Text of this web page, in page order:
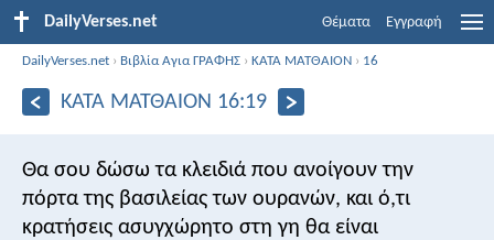
DailyVerses.net Θέματα Εγγραφή
DailyVerses.net › Βιβλία Αγια ΓΡΑΦΗΣ ›ΚΑΤΑ ΜΑΤΘΑΙΟΝ › 16
ΚΑΤΑ ΜΑΤΘΑΙΟΝ 16:19
Θα σου δώσω τα κλειδιά που ανοίγουν την
πόρτα της βασιλείας των ουρανών, και ό,τι
κρατήσεις ασυγχώρητο στη γη θα είναι